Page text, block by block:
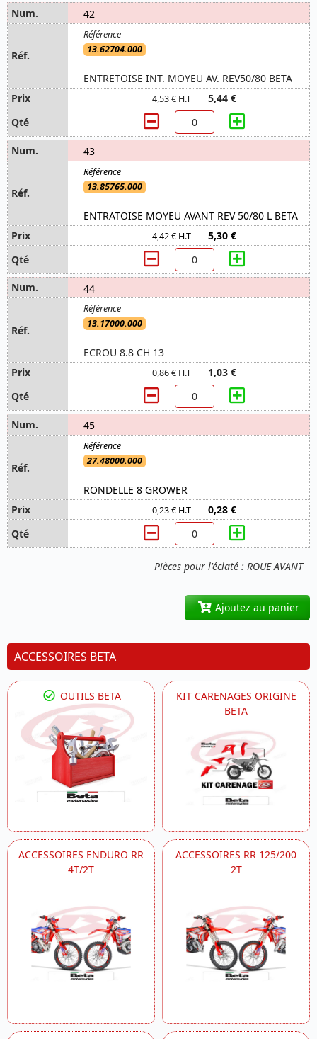
Pièces pour l'éclaté : ROUE AVANT
42
13.62704.000
ENTRETOISE INT. MOYEU AV. REV50/80 BETA
4,53 € H.T 5,44 €
43
13.85765.000
ENTRATOISE MOYEU AVANT REV 50/80 L BETA
4,42 € H.T 5,30 €
44
13.17000.000
ECROU 8.8 CH 13
0,86 € H.T 1,03 €
45
27.48000.000
RONDELLE 8 GROWER
0,23 € H.T 0,28 €
Ajoutez au panier
ACCESSOIRES BETA
OUTILS BETA
KIT CARENAGES ORIGINE
BETA
ACCESSOIRES ENDURO RR
4T/2T
ACCESSOIRES RR 125/200
2T